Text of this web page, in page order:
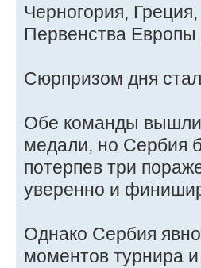
Черногория,
Первенства
Сюрпризом дня
Обе команды вышли
медали, но Сербия
потерпев три
уверенно и
Однако Сербия
моментов турнира